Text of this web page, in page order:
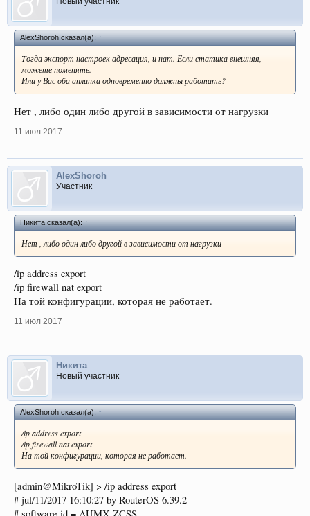
AlexShoroh сказал(а):↑
Tогда экспорт настроек адресация, и нат. Если статика внешняя,
можете поменять.
Или у Вас оба аплинка одновременно должны работать?
Нет , либо один либо другой в зависимости от нагрузки
11 июл 2017
AlexShoroh
Участник
Никита сказал(а):↑
Нет , либо один либо другой в зависимости от нагрузки
/ip address export
/ip firewall nat export
На той конфигурации, которая не работает.
11 июл 2017
Никита
Новый участник
AlexShoroh сказал(а):↑
/ip address export
/ip firewall nat export
На той конфигурации, которая не работает.
[admin@MikroTik] > /ip address export
# jul/11/2017 16:10:27 by RouterOS 6.39.2